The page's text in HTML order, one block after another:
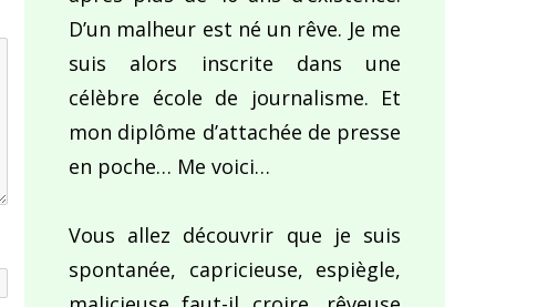
D’un malheur est né un rêve. Je me
suis alors inscrite dans une
célèbre école de journalisme. Et
mon diplôme d’attachée de presse
en poche… Me voici…
Vous allez découvrir que je suis
spontanée, capricieuse, espiègle,